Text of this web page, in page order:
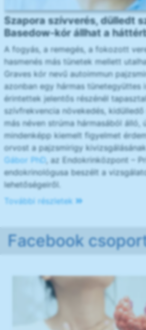
Szapora szívverés, dülledt
Basedow-kór állhat a
A fogyás, a remegés, a fokozott
hasmenés más tünetek mellett
Graves kór nevű autoimmun
azonban egy hármas tünetegyüttes
érintettek jelentős részénél
szívfrekvencia növekedés,
más néven strúma hármasából álló,
mindenképp kiemelt figyelmet
orvost a pajzsmirigy
Gábor PhD, az Endokrinközpont –
endokrinológusa beszélt a
lehetőségeiről.
További részletek
Facebook